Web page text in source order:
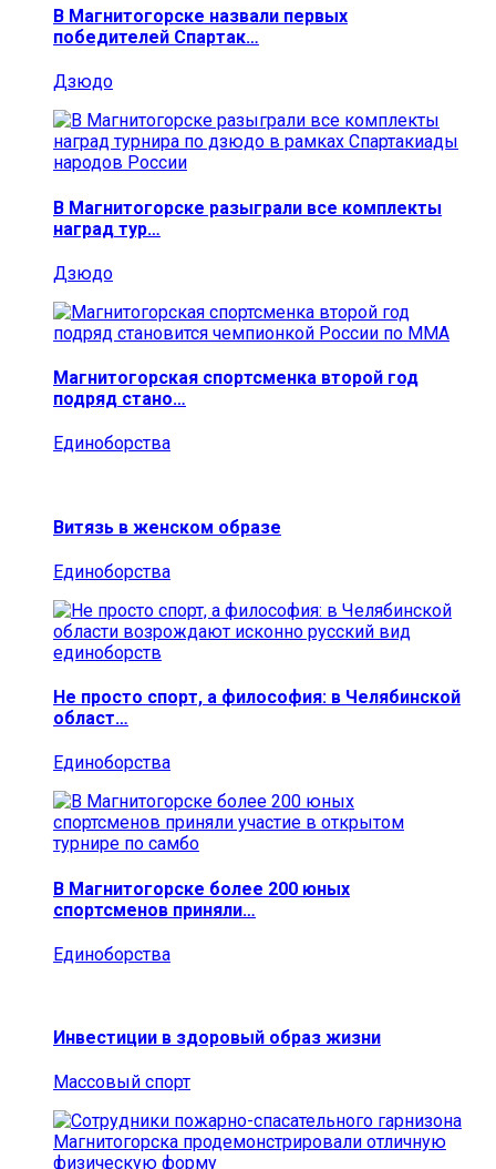
В Магнитогорске назвали первых
победителей Спартак…
Дзюдо
В Магнитогорске разыграли все комплекты
наград тур…
Дзюдо
Магнитогорская спортсменка второй год
подряд стано…
Единоборства
Витязь в женском образе
Единоборства
Не просто спорт, а философия: в Челябинской
област…
Единоборства
В Магнитогорске более 200 юных
спортсменов приняли…
Единоборства
Инвестиции в здоровый образ жизни
Массовый спорт